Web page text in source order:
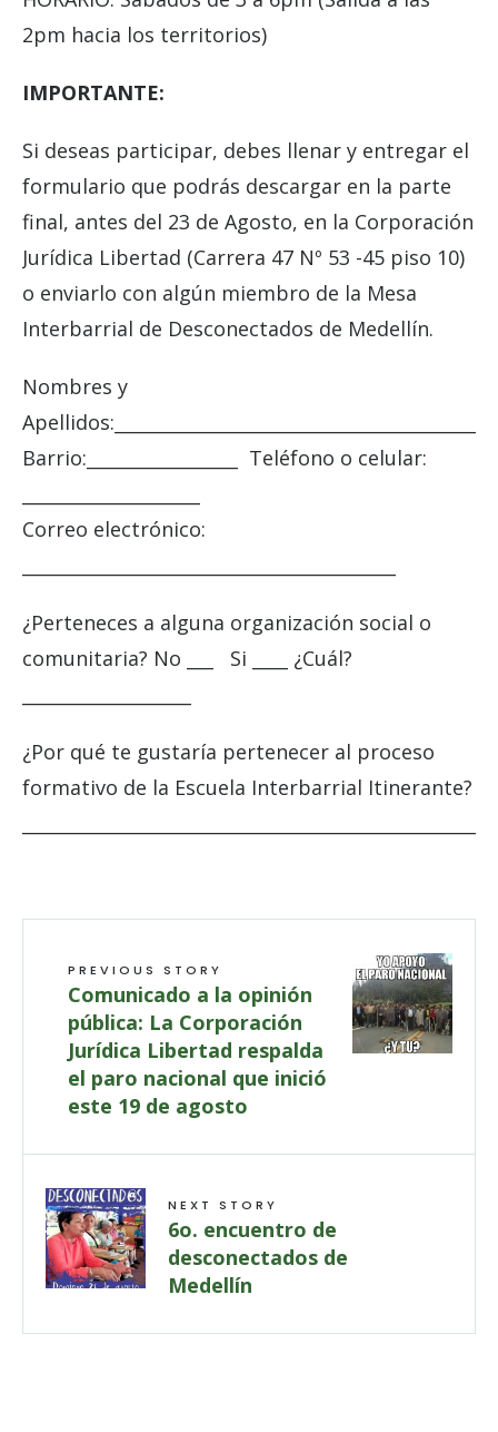
2pm hacia los territorios)
IMPORTANTE:
Si deseas participar, debes llenar y entregar el
formulario que podrás descargar en la parte
final, antes del 23 de Agosto, en la Corporación
Jurídica Libertad (Carrera 47 Nº 53 -45 piso 10)
o enviarlo con algún miembro de la Mesa
Interbarrial de Desconectados de Medellín.
Nombres y
Apellidos:__________________________________________
Barrio:_________________ Teléfono o celular:
Correo electrónico:
¿Perteneces a alguna organización social o
comunitaria? No ___ Si ____ ¿Cuál?
¿Por qué te gustaría pertenecer al proceso
formativo de la Escuela Interbarrial Itinerante?
PREVIOUS STORY
Comunicado a la opinión
pública: La Corporación
Jurídica Libertad respalda
el paro nacional que inició
este 19 de agosto
NEXT STORY
6o. encuentro de
desconectados de
Medellín